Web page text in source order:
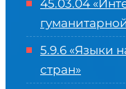
45.03.04 «
5.9.6 «Языки
стран»